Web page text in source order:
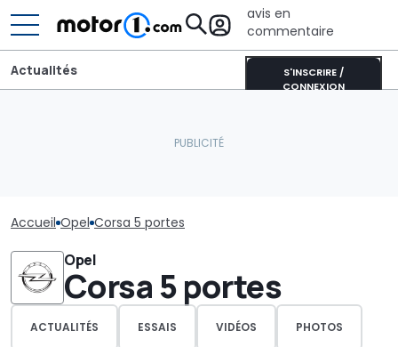
avis en
commentaire
S'INSCRIRE /
CONNEXION
Actualités
Accueil Opel Corsa 5 portes
Opel
Corsa 5 portes
ACTUALITÉS ESSAIS VIDÉOS PHOTOS